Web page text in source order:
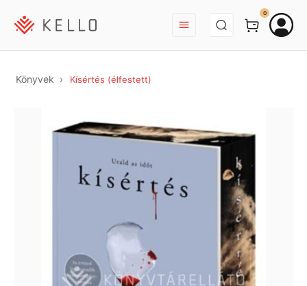
BEJELENTKEZÉS
0
Könyvek Kísértés (élfestett)